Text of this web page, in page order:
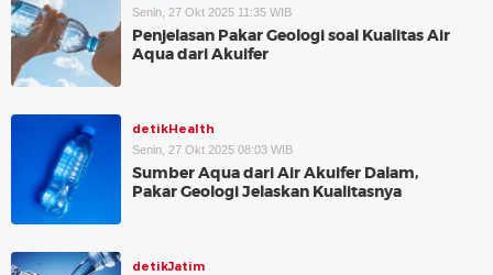
Senin, 27 Okt 2025 11:35 WIB
Penjelasan Pakar Geologi soal Kualitas Air
Aqua dari Akuifer
detikHealth
Senin, 27 Okt 2025 08:03 WIB
Sumber Aqua dari Air Akuifer Dalam,
Pakar Geologi Jelaskan Kualitasnya
detikJatim